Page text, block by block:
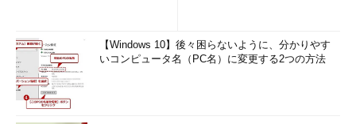
【Windows 10】後々困らないように、分かりやす
いコンピュータ名（PC名）に変更する2つの方法